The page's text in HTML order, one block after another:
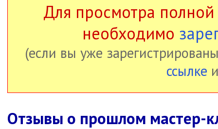
Для просмотра
необходимо
(если вы уже
ссылке
Отзывы о прошлом мастер-